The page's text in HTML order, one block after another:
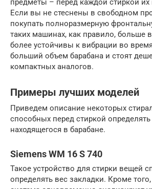
Если вы не стеснены в свободном
покупать полноразмерную
таких машинах, как правило, больше
более устойчивы к вибрации во
больший объем барабана и стоят
компактных аналогов.
Примеры лучших моделей
Приведем описание некоторых
способных перед стиркой определять
находящегося в барабане.
Siemens WM 16 S 740
Такое устройство для стирки вещей
определять вес закладки. Кроме